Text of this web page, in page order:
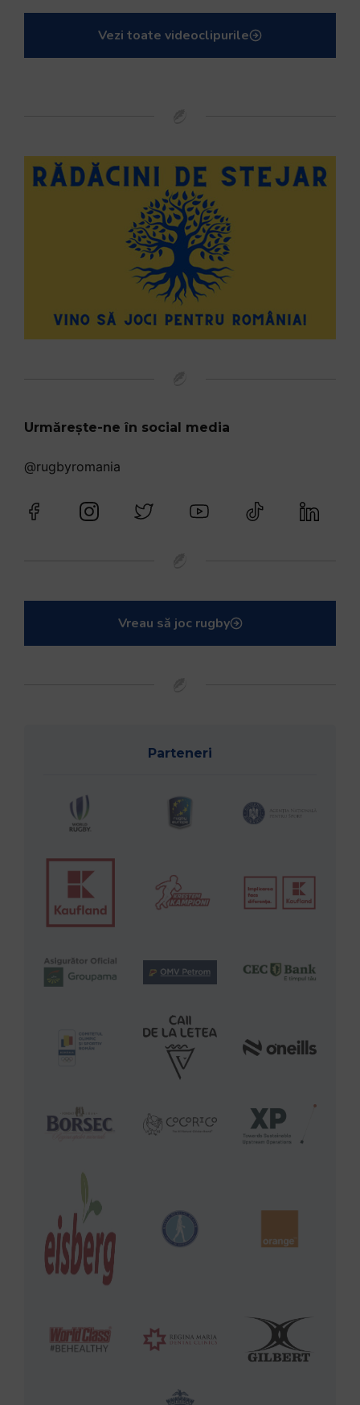
Vezi toate videoclipurile
Urmărește-ne în social media
@rugbyromania
Vreau să joc rugby
Parteneri